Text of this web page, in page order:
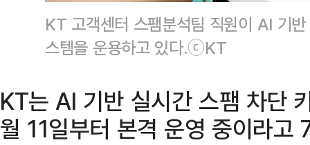
KT 고객센터 스팸분석팀 직원이 AI 기
스템을 운용하고 있다.ⓒKT
KT는 AI 기반 실시간 스팸 차단
월 11일부터 본격 운영 중이라고